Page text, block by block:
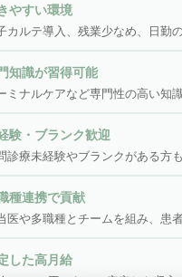
担当して頂く内容は
)
ります。
＿＿１日の流れ＿＿＿＿＿
〈朝礼〉
夜間対応の状況を全体に共
業務の進捗等を確認。
やすい環境
カルテ導入、残業少なめ、日勤
知識が習得可能
ミナルケアなど専門性の高い知
験・ブランク歓迎
診療未経験やブランクがある方
種連携で貢献
医や多職種とチームを組み、患
した高月給